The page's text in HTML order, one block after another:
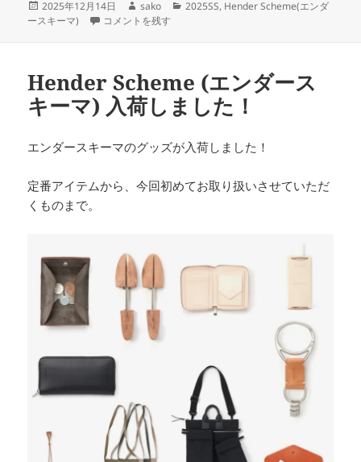
投
稿
2025年12月14日
作
成
sako
カ
2025SS, Hender Scheme(エンダ
ースキーマ)
Hender Scheme の新作 Highlightシリーズ に
コメントを残す
Hender Scheme (エンダース
キーマ) 入荷しました！
エンダースキーマのグッズが入荷しました！
定番アイテムから、今回初めてお取り扱いさせていただ
くものまで。